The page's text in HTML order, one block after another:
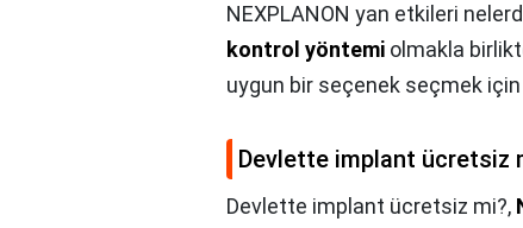
NEXPLANON yan etkileri
kontrol yöntemi olmakla
uygun bir seçenek seçmek
Devlette implant ücretsiz
Devlette implant ücretsiz mi?,